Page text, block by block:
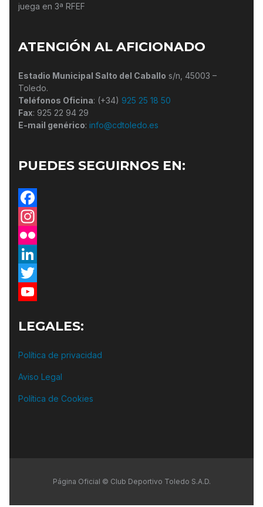
juega en 3ª RFEF
ATENCIÓN AL AFICIONADO
Estadio Municipal Salto del Caballo s/n, 45003 –
Toledo.
Teléfonos Oficina: (+34) 925 25 18 50
Fax: 925 22 94 29
E-mail genérico: info@cdtoledo.es
PUEDES SEGUIRNOS EN:
Facebook
Instagram
Flickr
LinkedIn
Twitter
LEGALES:
Política de privacidad
Aviso Legal
Política de Cookies
Página Oficial © Club Deportivo Toledo S.A.D.